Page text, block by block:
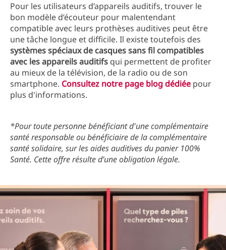
Pour les utilisateurs d’appareils auditifs, trouver le
bon modèle d’écouteur pour malentendant
compatible avec leurs prothèses auditives peut être
une tâche longue et difficile. Il existe toutefois des
systèmes spéciaux de casques sans fil compatibles
avec les appareils auditifs qui permettent de profiter
au mieux de la télévision, de la radio ou de son
smartphone. Consultez notre page blog dédiée pour
plus d'informations.
*Pour toute personne bénéficiant d'une complémentaire
santé responsable ou bénéficiaire de la complémentaire
santé solidaire, sur les aides auditives du panier 100%
Santé. Cette offre résulte d’une obligation légale.